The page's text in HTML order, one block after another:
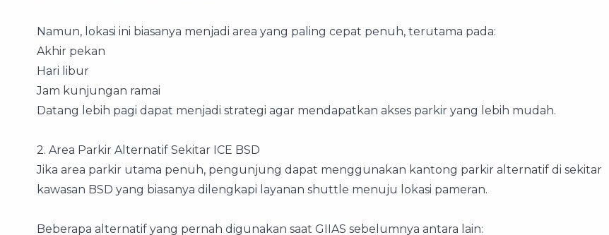
Namun, lokasi ini biasanya menjadi area yang paling cepat penuh, terutama pada:
Akhir pekan
Hari libur
Jam kunjungan ramai
Datang lebih pagi dapat menjadi strategi agar mendapatkan akses parkir yang lebih mudah.
2. Area Parkir Alternatif Sekitar ICE BSD
Jika area parkir utama penuh, pengunjung dapat menggunakan kantong parkir alternatif di sekitar
kawasan BSD yang biasanya dilengkapi layanan shuttle menuju lokasi pameran.
Beberapa alternatif yang pernah digunakan saat GIIAS sebelumnya antara lain: